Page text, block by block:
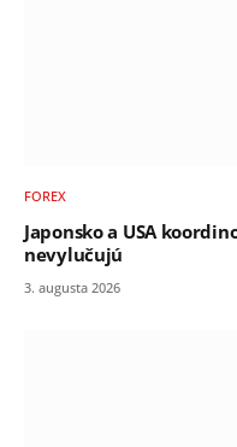
FOREX
Japonsko a USA
nevylučujú
3. augusta 2026